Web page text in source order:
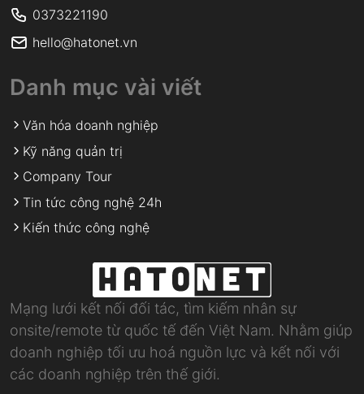
0373221190
hello@hatonet.vn
Danh mục vài viết
Văn hóa doanh nghiệp
Kỹ năng quản trị
Company Tour
Tin tức công nghệ 24h
Kiến thức công nghệ
Mạng lưới kết nối đối tác, tìm kiếm nhân sự
onsite/remote từ quốc tế đến Việt Nam. Nhằm giúp
doanh nghiệp tối ưu hoá nguồn lực và kết nối với
các doanh nghiệp trên thế giới.